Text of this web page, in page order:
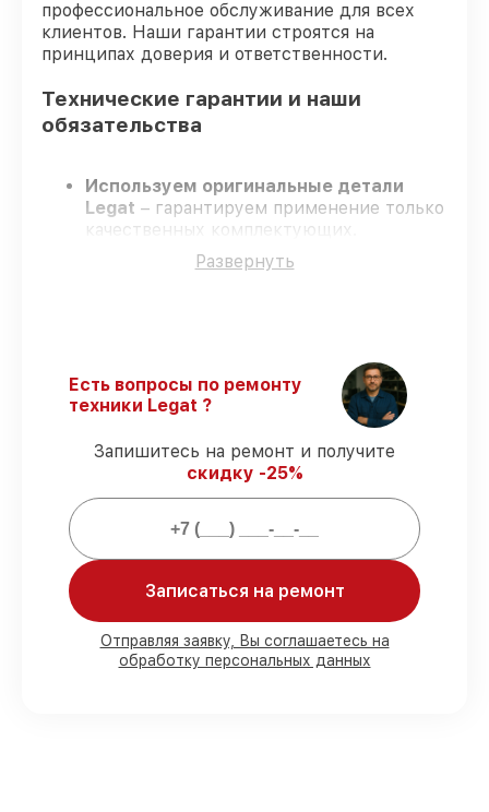
профессиональное обслуживание для всех
клиентов. Наши гарантии строятся на
принципах доверия и ответственности.
Технические гарантии и наши
обязательства
Используем оригинальные детали
Legat – гарантируем применение только
качественных комплектующих.
Сертифицированные мастера
проходят строгий отбор, что
ремонт тепловизора Legat 3F40 Gen.2
без задержек.
Гарантийное сопровождение– все все
виды ремонта защищены сервисной
гарантией.
Мы гарантируем:
заказов проводим в присутствии
клиента
90%
деталей Legat готовы к установке в
Новосибирске, остальные доступны для
срочного заказа
Развернуть
Есть вопросы по ремонту
техники Legat ?
Запишитесь на ремонт и получите
скидку -25%
Записаться на ремонт
Отправляя заявку, Вы соглашаетесь на
обработку персональных данных